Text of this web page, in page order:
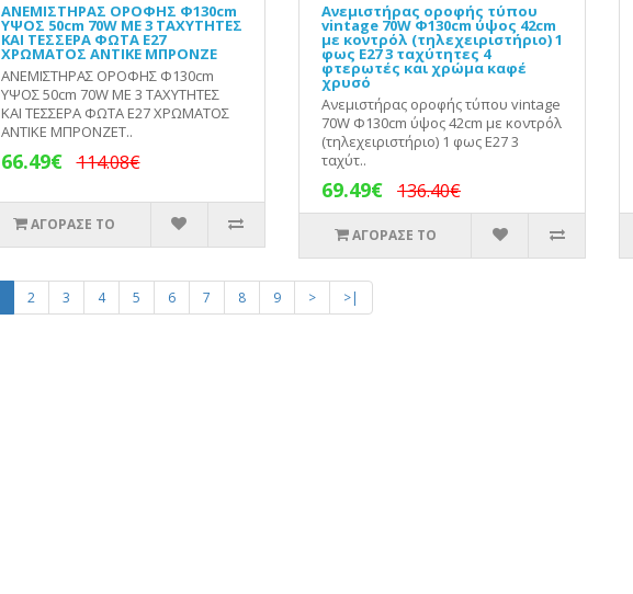
ΑΝΕΜΙΣΤΗΡΑΣ ΟΡΟΦΗΣ Φ130cm
ΥΨΟΣ 50cm 70W ΜΕ 3 ΤΑΧΥΤΗΤΕΣ
ΚΑΙ ΤΕΣΣΕΡΑ ΦΩΤΑ Ε27
ΧΡΩΜΑΤΟΣ ΑΝΤΙΚΕ ΜΠΡΟΝΖΕ
ΑΝΕΜΙΣΤΗΡΑΣ ΟΡΟΦΗΣ Φ130cm
ΥΨΟΣ 50cm 70W ΜΕ 3 ΤΑΧΥΤΗΤΕΣ
ΚΑΙ ΤΕΣΣΕΡΑ ΦΩΤΑ Ε27 ΧΡΩΜΑΤΟΣ
ΑΝΤΙΚΕ ΜΠΡΟΝΖΕΤ..
66.49€ 114.08€
ΑΓΟΡΑΣΕ ΤΟ
Ανεμιστήρας οροφής τύπου
vintage 70W Φ130cm ύψος 42cm
με κοντρόλ (τηλεχειριστήριο) 1
φως Ε27 3 ταχύτητες 4
φτερωτές και χρώμα καφέ
χρυσό
Ανεμιστήρας οροφής τύπου vintage
70W Φ130cm ύψος 42cm με κοντρόλ
(τηλεχειριστήριο) 1 φως Ε27 3
ταχύτ..
69.49€ 136.40€
ΑΓΟΡΑΣΕ ΤΟ
2 3 4 5 6 7 8 9 > >|